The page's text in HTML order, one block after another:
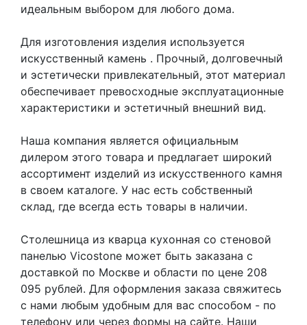
идеальным выбором для любого дома.
Для изготовления изделия используется
искусственный камень . Прочный, долговечный
и эстетически привлекательный, этот материал
обеспечивает превосходные эксплуатационные
характеристики и эстетичный внешний вид.
Наша компания является официальным
дилером этого товара и предлагает широкий
ассортимент изделий из искусственного камня
в своем каталоге. У нас есть собственный
склад, где всегда есть товары в наличии.
Столешница из кварца кухонная со стеновой
панелью Vicostone может быть заказана с
доставкой по Москве и области по цене 208
095 рублей. Для оформления заказа свяжитесь
с нами любым удобным для вас способом - по
телефону или через формы на сайте. Наши